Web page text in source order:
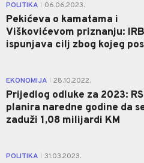
POLITIKA 06.06.2023.
Pekićeva o kamatama i
Viškovićevom priznanju:
ispunjava cilj zbog kojeg
EKONOMIJA 28.10.2022.
Prijedlog odluke za 2023: RS
planira naredne godine da
zaduži 1,08 milijardi KM
POLITIKA 31.03.2023.